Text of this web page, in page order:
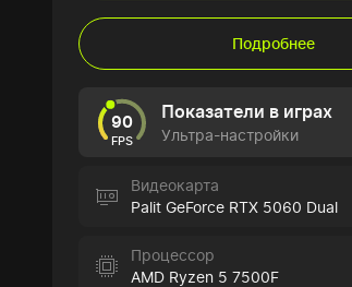
Подробнее
90
FPS
Показатели в играх
Ультра-настройки
Видеокарта
Palit GeForce RTX 5060 Dual
Процессор
AMD Ryzen 5 7500F